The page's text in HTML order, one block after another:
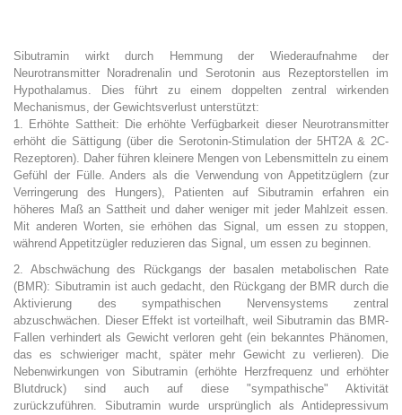
Sibutramin wirkt durch Hemmung der Wiederaufnahme der
Neurotransmitter Noradrenalin und Serotonin aus Rezeptorstellen im
Hypothalamus. Dies führt zu einem doppelten zentral wirkenden
Mechanismus, der Gewichtsverlust unterstützt:
1. Erhöhte Sattheit: Die erhöhte Verfügbarkeit dieser Neurotransmitter
erhöht die Sättigung (über die Serotonin-Stimulation der 5HT2A & 2C-
Rezeptoren). Daher führen kleinere Mengen von Lebensmitteln zu einem
Gefühl der Fülle. Anders als die Verwendung von Appetitzüglern (zur
Verringerung des Hungers), Patienten auf Sibutramin erfahren ein
höheres Maß an Sattheit und daher weniger mit jeder Mahlzeit essen.
Mit anderen Worten, sie erhöhen das Signal, um essen zu stoppen,
während Appetitzügler reduzieren das Signal, um essen zu beginnen.
2. Abschwächung des Rückgangs der basalen metabolischen Rate
(BMR): Sibutramin ist auch gedacht, den Rückgang der BMR durch die
Aktivierung des sympathischen Nervensystems zentral
abzuschwächen. Dieser Effekt ist vorteilhaft, weil Sibutramin das BMR-
Fallen verhindert als Gewicht verloren geht (ein bekanntes Phänomen,
das es schwieriger macht, später mehr Gewicht zu verlieren). Die
Nebenwirkungen von Sibutramin (erhöhte Herzfrequenz und erhöhter
Blutdruck) sind auch auf diese "sympathische" Aktivität
zurückzuführen. Sibutramin wurde ursprünglich als Antidepressivum